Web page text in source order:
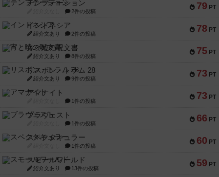
79 PT
テンプテーション
2件の投稿
78 PT
インドネシア
紹介文あり 2件の投稿
75 PT
宵と暁の呪文書
紹介文あり 8件の投稿
73 PT
リスボン・トラム 28
紹介文あり 9件の投稿
73 PT
アマナイト
1件の投稿
66 PT
ブラヴェスト
1件の投稿
60 PT
スペクタキュラー
1件の投稿
59 PT
スモールワールド
紹介文あり 13件の投稿